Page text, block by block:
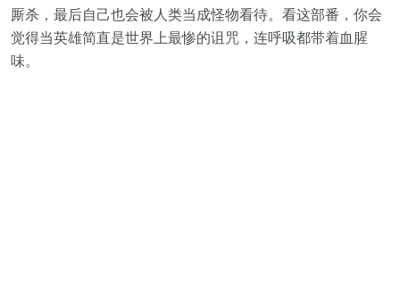
厮杀，最后自己也会被人类当成怪物看待。看这部番，你会
觉得当英雄简直是世界上最惨的诅咒，连呼吸都带着血腥
味。